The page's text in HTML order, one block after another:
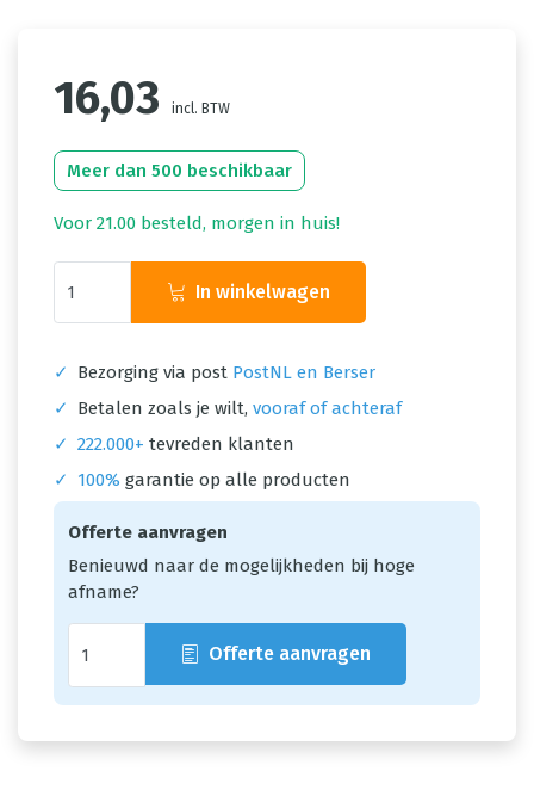
16,03 incl. BTW
Meer dan 500 beschikbaar
Voor 21.00 besteld, morgen in huis!
In winkelwagen
✓ Bezorging via post PostNL en Berser
✓
Betalen zoals je wilt, vooraf of achteraf
✓ 222.000+ tevreden klanten
✓
100% garantie op alle producten
Offerte aanvragen
Benieuwd naar de mogelijkheden bij hoge
afname?
Offerte aanvragen